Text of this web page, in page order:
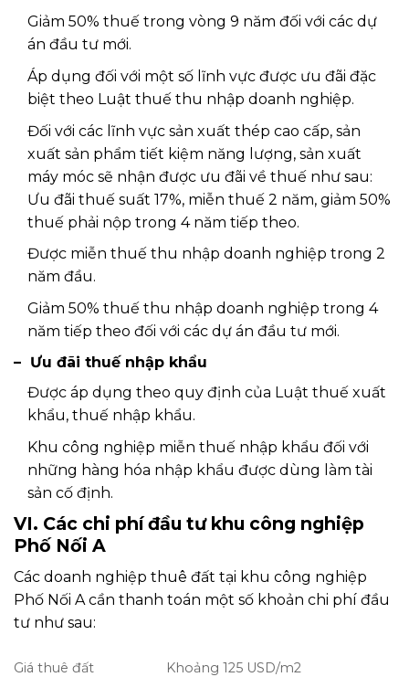
Giảm 50% thuế trong vòng 9 năm đối với các dự
án đầu tư mới.
Áp dụng đối với một số lĩnh vực được ưu đãi đặc
biệt theo Luật thuế thu nhập doanh nghiệp.
Đối với các lĩnh vực sản xuất thép cao cấp, sản
xuất sản phẩm tiết kiệm năng lượng, sản xuất
máy móc sẽ nhận được ưu đãi về thuế như sau:
Ưu đãi thuế suất 17%, miễn thuế 2 năm, giảm 50%
thuế phải nộp trong 4 năm tiếp theo.
Được miễn thuế thu nhập doanh nghiệp trong 2
năm đầu.
Giảm 50% thuế thu nhập doanh nghiệp trong 4
năm tiếp theo đối với các dự án đầu tư mới.
– Ưu đãi thuế nhập khẩu
Được áp dụng theo quy định của Luật thuế xuất
khẩu, thuế nhập khẩu.
Khu công nghiệp miễn thuế nhập khẩu đối với
những hàng hóa nhập khẩu được dùng làm tài
sản cố định.
VI. Các chi phí đầu tư khu công nghiệp
Phố Nối A
Các doanh nghiệp thuê đất tại khu công nghiệp
Phố Nối A cần thanh toán một số khoản chi phí đầu
tư như sau:
Giá thuê đất Khoảng 125 USD/m2